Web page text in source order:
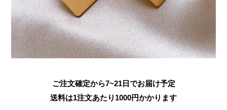
ご注文確定から7~21日でお届け予定
送料は1注文あたり 1000円かかります